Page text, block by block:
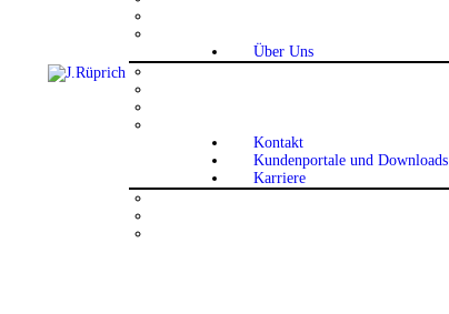
Über Uns
Kontakt
Kundenportale und Downloads
Karriere